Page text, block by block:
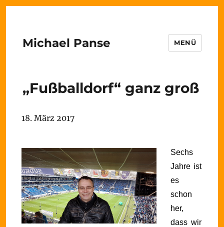
Michael Panse MENÜ
„Fußballdorf“ ganz groß
18. März 2017
Sechs
Jahre ist
es
schon
her,
dass wir